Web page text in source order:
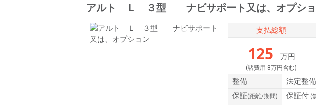
アルト Ｌ ３型 ナビサポート又は、オプシ
支払総額
125 万円
(諸費用 8万円含む)
整備
法定整
保証(距離/期間) 保証付(